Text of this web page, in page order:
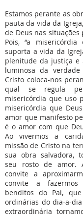
Estamos perante as
pauta da vida da
de Deus nas
Pois, “a
suporta a vida da
plenitude da justiça e
luminosa da verdade
Cristo coloca-nos
qual se regula
misericórdia que uso
misericórdia que
amor que manifesto
é o amor com que
Ao vivermos a
missão de Cristo na
sua obra salvadora,
seu rosto de amor.
convite a
convite a
benditos do Pai,
ordinárias do dia-a-
extraordinária